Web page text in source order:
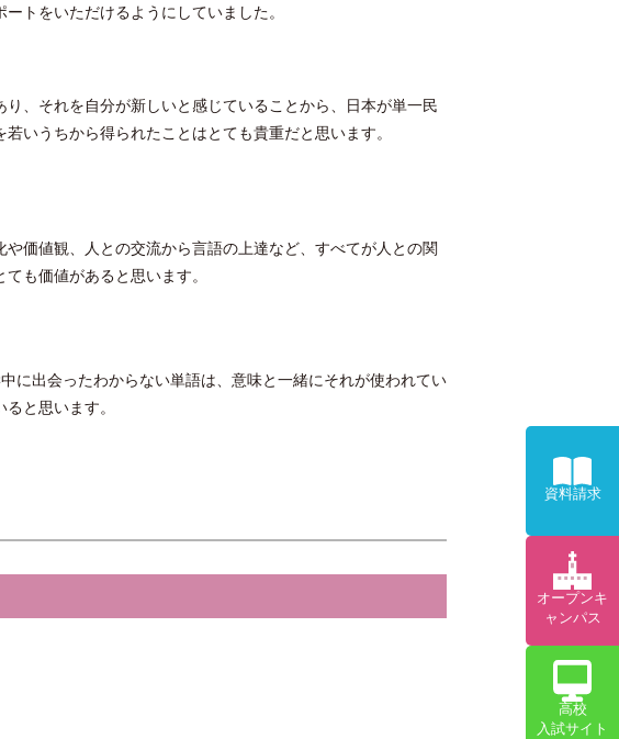
トをいただけるようにしていました。
、それを自分が新しいと感じていることから、日本が単一民
いうちから得られたことはとても貴重だと思います。
価値観、人との交流から言語の上達など、すべてが人との関
も価値があると思います。
に出会ったわからない単語は、意味と一緒にそれが使われてい
と思います。
資料請求
オープンキ
ャンパス
高校
入試サイト